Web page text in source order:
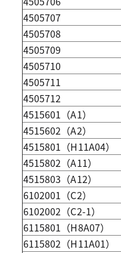
4505707
4505708
4505709
4505710
4505711
4505712
4515601（A1）
4515602（A2）
4515801（H11A04）
4515802（A11）
4515803（A12）
6102001（C2）
6102002（C2-1）
6115801（H8A07）
6115802（H11A01）